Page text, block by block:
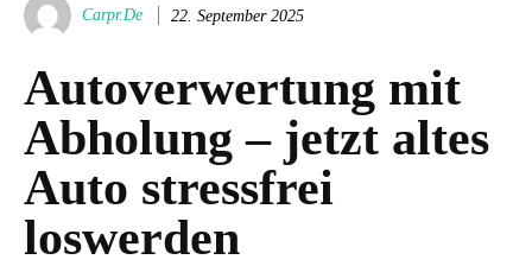
Carpr.de 22. September 2025
Autoverwertung mit
Abholung – jetzt altes
Auto stressfrei
loswerden